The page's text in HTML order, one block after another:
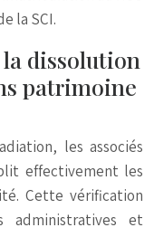
la SCI.
dissolution
patrimoine
les associés
effectivement les
Cette vérification
administratives et